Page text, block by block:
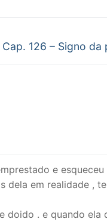
Próximo
Cap. 126 – Signo da
e
em realidade ,
doido . e quando ela